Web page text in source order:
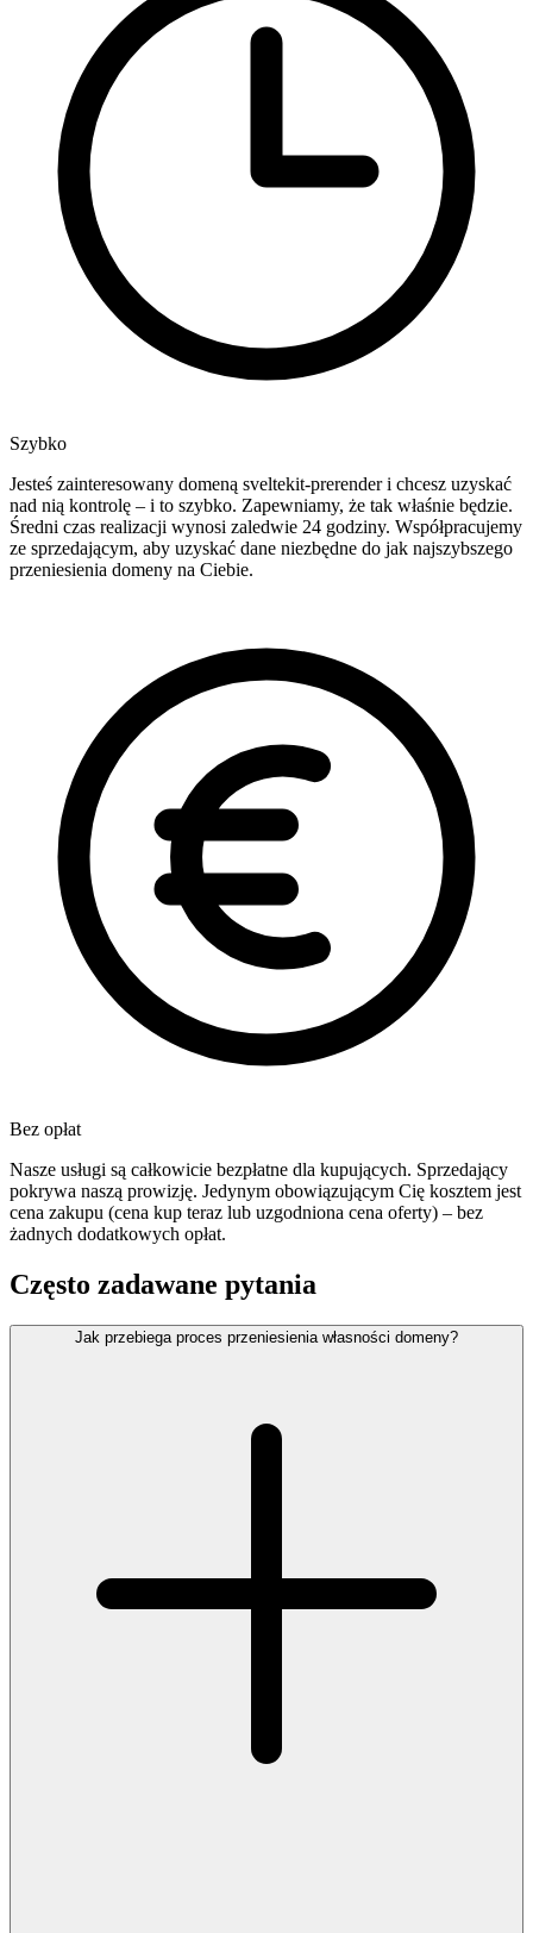
Szybko
Jesteś zainteresowany domeną sveltekit-prerender i chcesz uzyskać
nad nią kontrolę – i to szybko. Zapewniamy, że tak właśnie będzie.
Średni czas realizacji wynosi zaledwie 24 godziny. Współpracujemy
ze sprzedającym, aby uzyskać dane niezbędne do jak najszybszego
przeniesienia domeny na Ciebie.
Bez opłat
Nasze usługi są całkowicie bezpłatne dla kupujących. Sprzedający
pokrywa naszą prowizję. Jedynym obowiązującym Cię kosztem jest
cena zakupu (cena kup teraz lub uzgodniona cena oferty) – bez
żadnych dodatkowych opłat.
Często zadawane pytania
Jak przebiega proces przeniesienia własności domeny?